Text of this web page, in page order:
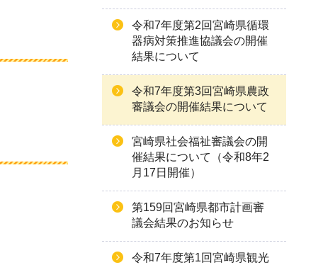
令和7年度第2回宮崎県循環
器病対策推進協議会の開催
結果について
令和7年度第3回宮崎県農政
審議会の開催結果について
宮崎県社会福祉審議会の開
催結果について（令和8年2
月17日開催）
第159回宮崎県都市計画審
議会結果のお知らせ
令和7年度第1回宮崎県観光